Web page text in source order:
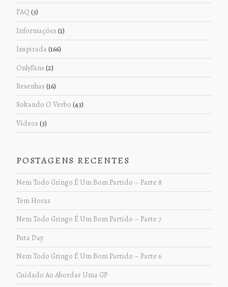
FAQ (3)
Informações (1)
Inspirada (166)
OnlyFans (2)
Resenhas (16)
Soltando O Verbo (43)
Vídeos (3)
POSTAGENS RECENTES
Nem Todo Gringo É Um Bom Partido – Parte 8
Tem Horas
Nem Todo Gringo É Um Bom Partido – Parte 7
Puta Day
Nem Todo Gringo É Um Bom Partido – Parte 6
Cuidado Ao Abordar Uma GP